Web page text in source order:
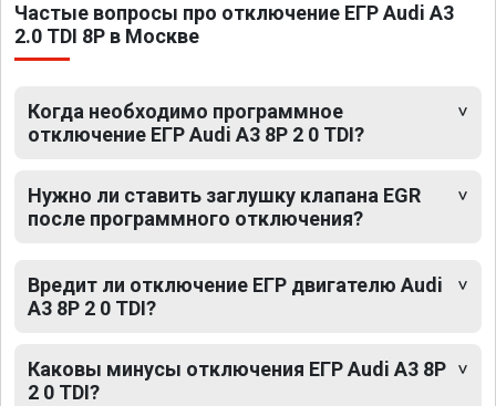
Частые вопросы про отключение ЕГР Audi A3
2.0 TDI 8P в Москве
Когда необходимо программное
отключение ЕГР Audi A3 8P 2 0 TDI?
Нужно ли ставить заглушку клапана EGR
после программного отключения?
Вредит ли отключение ЕГР двигателю Audi
A3 8P 2 0 TDI?
Каковы минусы отключения ЕГР Audi A3 8P
2 0 TDI?